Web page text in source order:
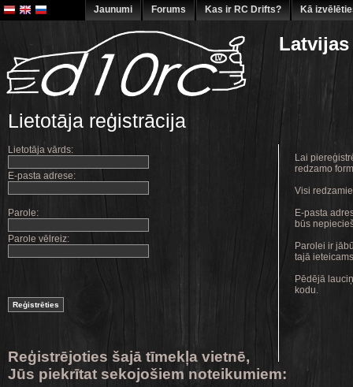
Jaunumi Forums Kas ir RC Drifts? Kā
Lietotāja reģistrācija
Lai
redzamo
Visi
E-pasta
būs
Parolei ir
tajā
Pēdējā
kodu.
Lietotāja vārds:
E-pasta adrese:
Parole:
Parole vēlreiz:
Reģistrējoties šajā tīmekļa vietnē,
Jūs piekrītat sekojošiem noteikumiem: